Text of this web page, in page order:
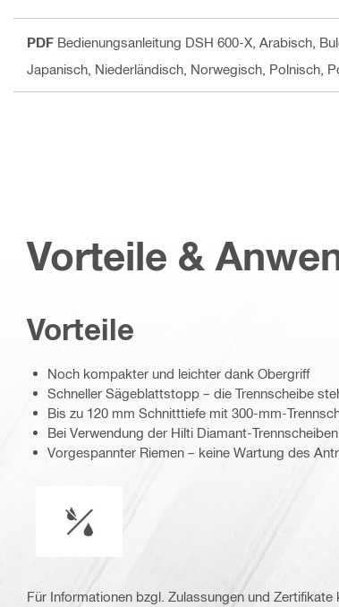
PDF Bedienungsanleitung DSH 600-X , Arabisch,
Japanisch, Niederländisch, Norwegisch, Polnisch,
Vorteile &
Vorteile
Noch kompakter und leichter dank Obergriff
Schneller Sägeblattstopp – die Trennscheibe
Bis zu 120 mm Schnitttiefe mit 300-mm-
Bei Verwendung der Hilti Diamant-
Vorgespannter Riemen – keine Wartung des
Für Informationen bzgl. Zulassungen und Zertifikate